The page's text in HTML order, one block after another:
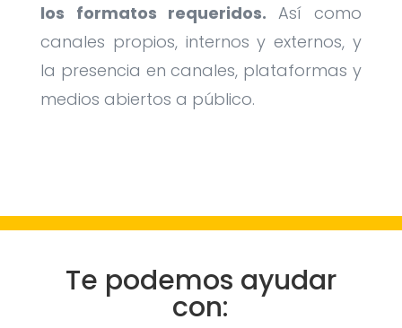
los formatos requeridos.Así como
canales propios, internos y externos, y
la presencia en canales, plataformas y
medios abiertos a público.
Te podemos ayudar
con: